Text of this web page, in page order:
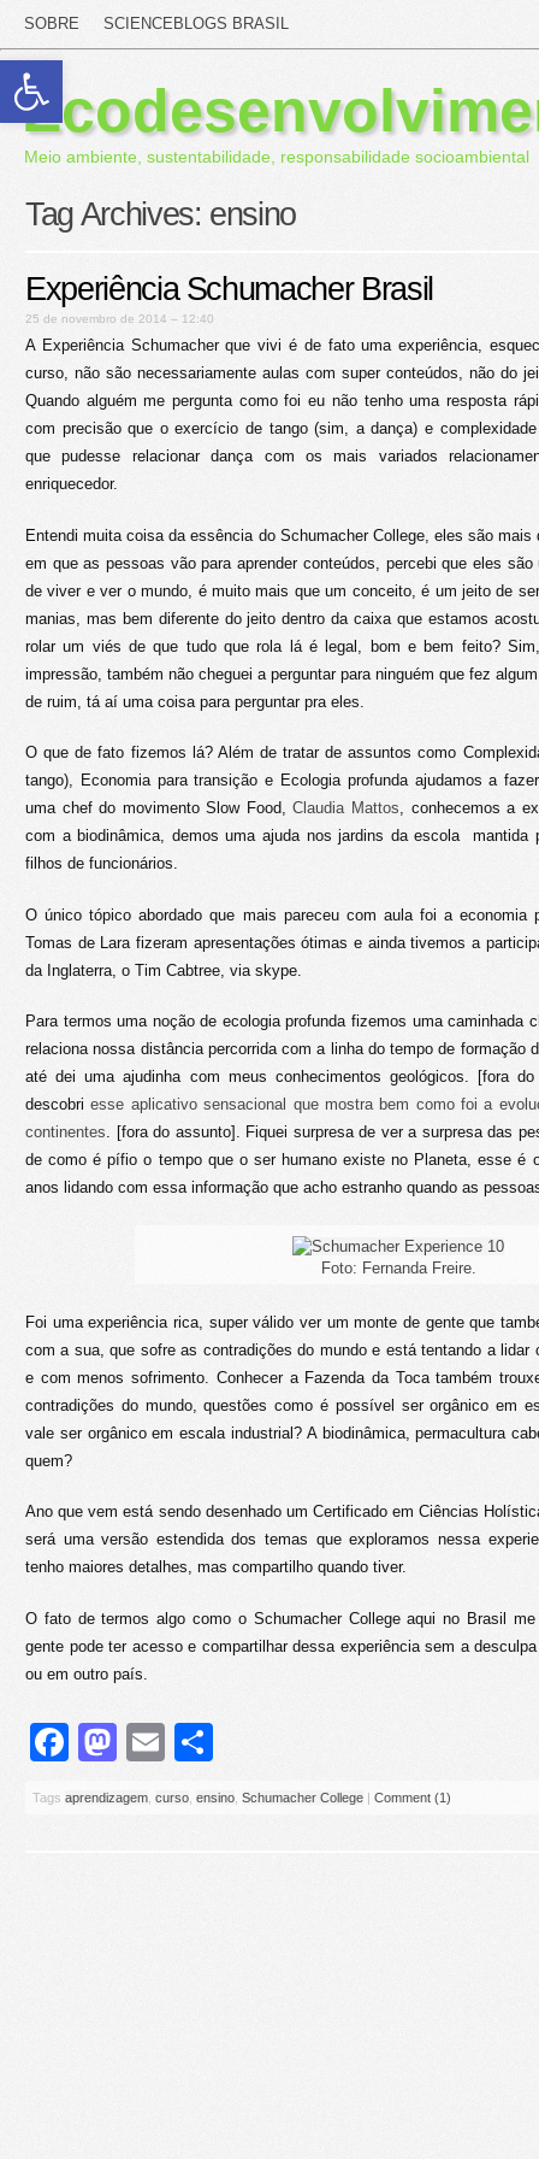
Abrir a barra de ferramentas
SOBRE SCIENCEBLOGS BRASIL
Meio ambiente, sustentabilidade, responsabilidade socioambiental
Tag Archives: ensino
Experiência Schumacher Brasil
25 de novembro de 2014 – 12:40
A Experiência Schumacher que vivi é de fato uma experiência,
curso, não são necessariamente aulas com super conteúdos, não do
Quando alguém me pergunta como foi eu não tenho uma resposta
com precisão que o exercício de tango (sim, a dança) e
que pudesse relacionar dança com os mais variados
enriquecedor.
Entendi muita coisa da essência do Schumacher College, eles são
em que as pessoas vão para aprender conteúdos, percebi que eles
de viver e ver o mundo, é muito mais que um conceito, é um jeito de
manias, mas bem diferente do jeito dentro da caixa que estamos
rolar um viés de que tudo que rola lá é legal, bom e bem feito?
impressão, também não cheguei a perguntar para ninguém que fez
de ruim, tá aí uma coisa para perguntar pra eles.
O que de fato fizemos lá? Além de tratar de assuntos como
tango), Economia para transição e Ecologia profunda ajudamos a
uma chef do movimento Slow Food,Claudia Mattos, conhecemos a
com a biodinâmica, demos uma ajuda nos jardins da escola mantida
filhos de funcionários.
O único tópico abordado que mais pareceu com aula foi a economia
Tomas de Lara fizeram apresentações ótimas e ainda tivemos a
da Inglaterra, o Tim Cabtree, via skype.
Para termos uma noção de ecologia profunda fizemos uma caminhada
relaciona nossa distância percorrida com a linha do tempo de formação
até dei uma ajudinha com meus conhecimentos geológicos. [fora do
descobriesse aplicativo sensacional que mostra bem como foi a
continentes. [fora do assunto]. Fiquei surpresa de ver a surpresa das
de como é pífio o tempo que o ser humano existe no Planeta, esse é
anos lidando com essa informação que acho estranho quando as
Foto: Fernanda Freire.
Foi uma experiência rica, super válido ver um monte de gente que
com a sua, que sofre as contradições do mundo e está tentando a lidar
e com menos sofrimento. Conhecer a Fazenda da Toca também
contradições do mundo, questões como é possível ser orgânico em
vale ser orgânico em escala industrial? A biodinâmica, permacultura
quem?
Ano que vem está sendo desenhado um Certificado em Ciências
será uma versão estendida dos temas que exploramos nessa
tenho maiores detalhes, mas compartilho quando tiver.
O fato de termos algo como o Schumacher College aqui no Brasil
gente pode ter acesso e compartilhar dessa experiência sem a
ou em outro país.
Facebook
Mastodon
Email
Tags aprendizagem curso ensino Schumacher College | Comment (1)